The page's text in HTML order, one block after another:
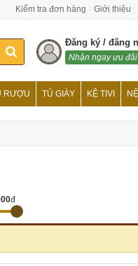
Kiểm tra đơn hàng Giới thiệu
Đăng ký / đăng
Nhận ngay ưu đãi
RƯỢU TỦ GIÀY KỆ TIVI
đ